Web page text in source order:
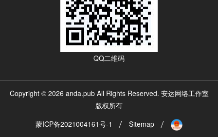
QQ二维码
Copyright © 2026 anda.pub All Rights Reserved. 安达网络工作室
版权所有
蒙ICP备2021004161号-1
Sitemap